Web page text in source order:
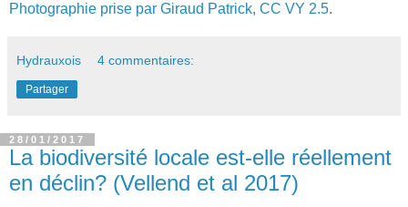
Photographie prise par Giraud Patrick, CC VY 2.5.
Hydrauxois 4 commentaires:
Partager
28/01/2017
La biodiversité locale est-elle réellement
en déclin? (Vellend et al 2017)